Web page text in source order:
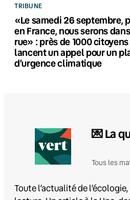
TRIBUNE
«Le samedi 26 septembre,
en France, nous serons
rue» : près de 1000 citoyens
lancent un appel pour un
d’urgence climatique
💌 La
Tous les
Toute l’actualité de